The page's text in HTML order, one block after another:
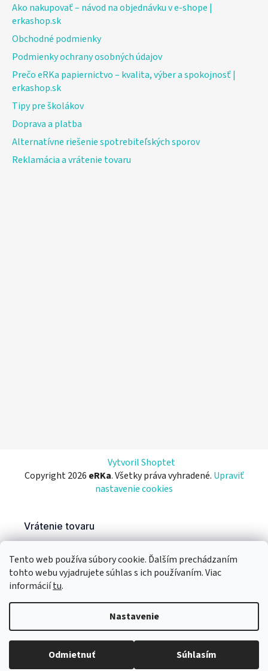
Tento web používa súbory cookie. Ďalším prechádzaním
tohto webu vyjadrujete súhlas s ich používaním. Viac
informáciítu.
Nastavenie
Odmietnuť Súhlasím
Ako nakupovať – návod na objednávku v e-shope |
erkashop.sk
Obchodné podmienky
Podmienky ochrany osobných údajov
Prečo eRKa papiernictvo – kvalita, výber a spokojnosť |
erkashop.sk
Tipy pre školákov
Doprava a platba
Alternatívne riešenie spotrebiteľských sporov
Reklamácia a vrátenie tovaru
Vytvoril Shoptet
Copyright 2026 eRKa. Všetky práva vyhradené. Upraviť
nastavenie cookies